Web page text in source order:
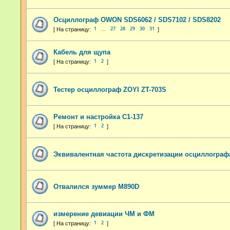
Осциллограф OWON SDS6062 / SDS7102 / SDS8202
1 27 28 29 30 31
Кабель для щупа
1 2
Тестер осциллограф ZOYI ZT-703S
Ремонт и настройка С1-137
1 2
Эквивалентная частота дискретизации
Отвалился зуммер M890D
измерение девиации ЧМ и ФМ
1 2